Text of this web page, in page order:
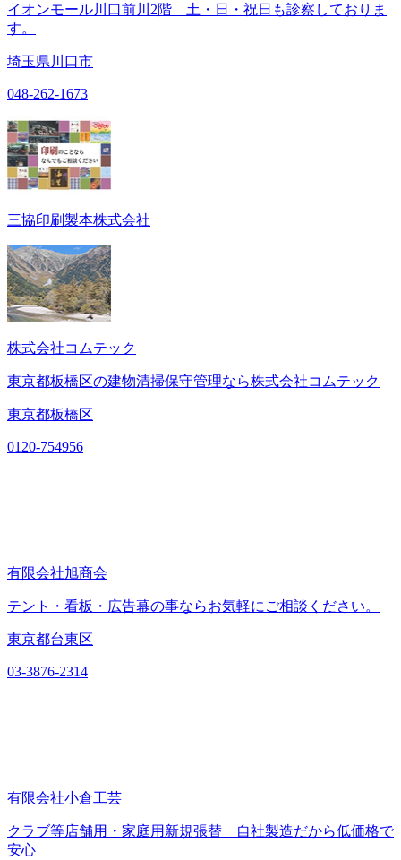
イオンモール川口前川2階 土・日・祝日も診察しておりま
す。
埼玉県川口市
048-262-1673
三協印刷製本株式会社
株式会社コムテック
東京都板橋区の建物清掃保守管理なら株式会社コムテック
東京都板橋区
0120-754956
有限会社旭商会
テント・看板・広告幕の事ならお気軽にご相談ください。
東京都台東区
03-3876-2314
有限会社小倉工芸
クラブ等店舗用・家庭用新規張替 自社製造だから低価格で
安心